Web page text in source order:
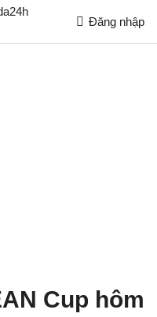
Đăng nhập
Cup hôm